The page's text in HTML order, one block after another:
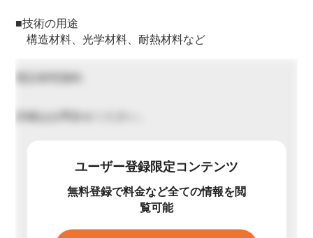
■技術の用途
構造材料、光学材料、耐熱材料など
受託研究契約
詳細はお問合せください。
ユーザー登録限定コンテンツ
無料登録で料金など全ての情報を閲
覧可能